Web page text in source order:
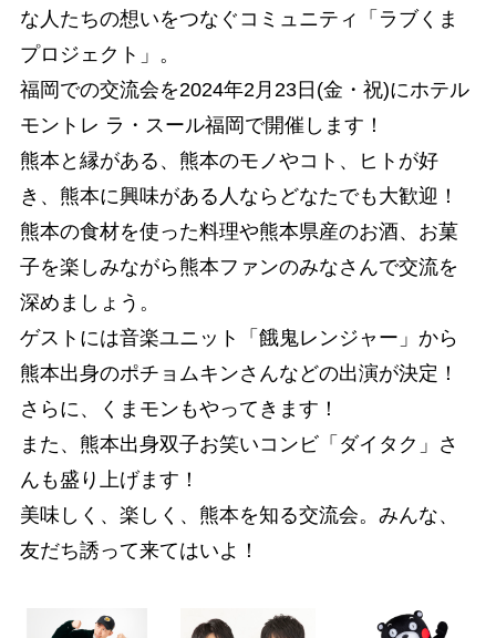
な人たちの想いをつなぐコミュニティ「ラブくま
プロジェクト」。
福岡での交流会を2024年2月23日(金・祝)にホテル
モントレ ラ・スール福岡で開催します！
熊本と縁がある、熊本のモノやコト、ヒトが好
き、熊本に興味がある人ならどなたでも大歓迎！
熊本の食材を使った料理や熊本県産のお酒、お菓
子を楽しみながら熊本ファンのみなさんで交流を
深めましょう。
ゲストには音楽ユニット「餓鬼レンジャー」から
熊本出身のポチョムキンさんなどの出演が決定！
さらに、くまモンもやってきます！
また、熊本出身双子お笑いコンビ「ダイタク」さ
んも盛り上げます！
美味しく、楽しく、熊本を知る交流会。みんな、
友だち誘って来てはいよ！